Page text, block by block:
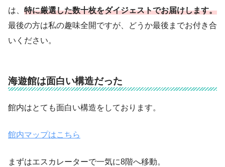
は、 特に厳選した数十枚をダイジェストでお届けします。
最後の方は私の趣味全開ですが、どうか最後までお付き合
いください。
海遊館は面白い構造だった
館内はとても面白い構造をしております。
館内マップはこちら
まずはエスカレーターで一気に8階へ移動。